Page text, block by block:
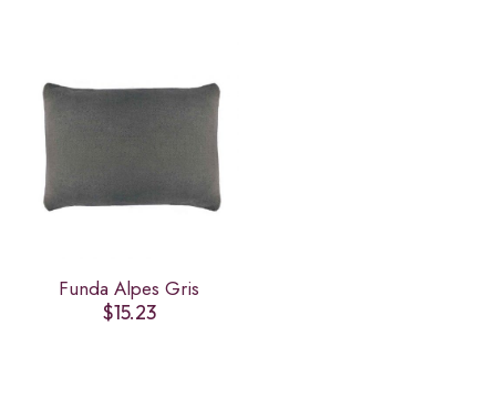
Funda Alpes Gris
$15.23